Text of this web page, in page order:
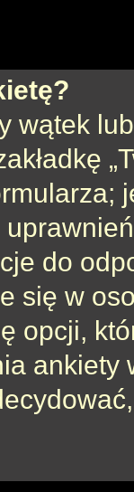
wątek
do
się w
opcji,
ankiety